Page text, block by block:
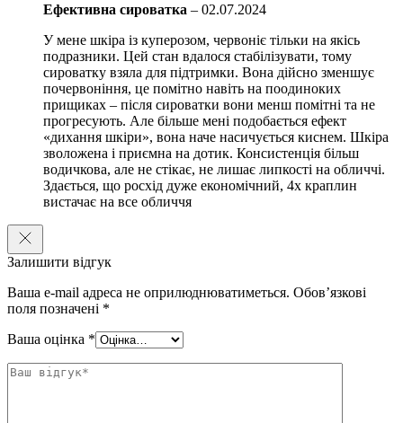
Покращує пружність, зміцнює шкіру та судини за рахунок
Активні інгредієнти:
VEGFstop (VEGF; англ. Vascular Endothelial Growth Factor –
Фактор росту ендотелію судин) – інгібує гіперактивність
судинних факторів росту. Це допомагає стабілізувати колір
обличчя та зменшити видиме почервоніння.
ОРС Pycnogenol© – потужний антиоксидант із кори сосни.
Він відповідає за захист шкіри від дії вільних радикалів
(внаслідок атмосферних забруднень, ультрафіолету, куріння
Екстракт дикого індиго – діє як антиоксидант, покращує
захисні функції шкіри, а також знижує рівень гормону
кортизолу – основного гормону стресу. Стимулює
вироблення бета-ендорфіну, який чинить релаксуючу дію на
набуває молодого і здорового вигляду. Крім того, екстракт
шкіри, відновлюючи її сяйво та свіжість.
Ефективна сироватка – 02.07.2024
У мене шкіра із куперозом, червоніє тільки на якісь
подразники. Цей стан вдалося стабілізувати, тому
сироватку взяла для підтримки. Вона дійсно зменшує
почервоніння, це помітно навіть на поодиноких
прищиках – після сироватки вони менш помітні та не
прогресують. Але більше мені подобається ефект
«дихання шкіри», вона наче насичується киснем. Шкіра
зволожена і приємна на дотик. Консистенція більш
водичкова, але не стікає, не лишає липкості на обличчі.
Здається, що росхід дуже економічний, 4х краплин
вистачає на все обличчя
Залишити відгук
Ваша e-mail адреса не оприлюднюватиметься. Обов’язкові
поля позначені *
Ваша оцінка *